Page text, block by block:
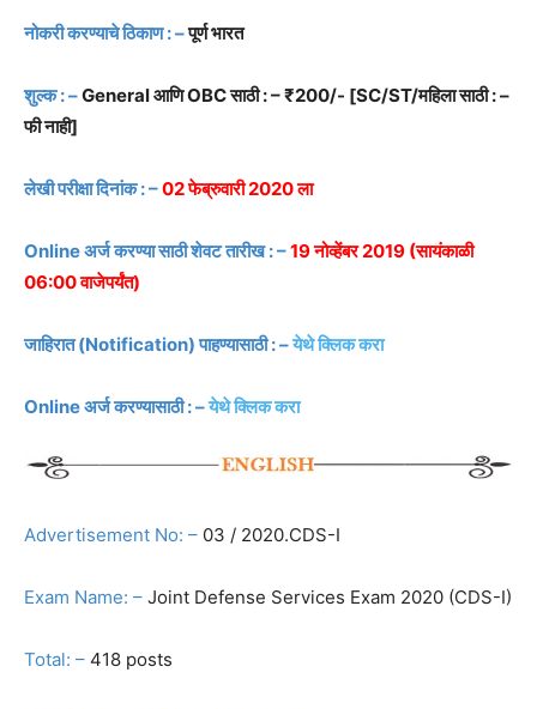
नोकरी करण्याचे ठिकाण : –पूर्ण भारत
शुल्क : –General आणि OBC साठी : –₹200/- [SC/ST/महिला साठी : –
फी नाही]
लेखी परीक्षा दिनांक : –02 फेब्रुवारी 2020 ला
Online अर्ज करण्या साठी शेवट तारीख : –19 नोव्हेंबर 2019 (सायंकाळी
06:00 वाजेपर्यंत)
जाहिरात (Notification) पाहण्यासाठी : –येथे क्लिक करा
Online अर्ज करण्यासाठी : –येथे क्लिक करा
Advertisement No: – 03 / 2020.CDS-I
Exam Name: – Joint Defense Services Exam 2020 (CDS-I)
Total: – 418 posts